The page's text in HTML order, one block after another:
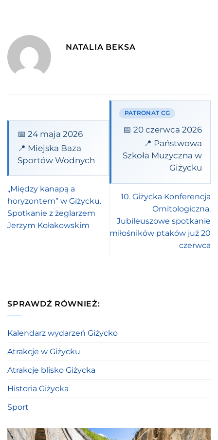
NATALIA BEKSA
📅 24 maja 2026
📍 Miejska Baza
Sportów Wodnych
„Między kanapą a
horyzontem” w Giżycku.
Spotkanie z żeglarzem
Jerzym Kołakowskim
PATRONAT CG
📅 20 czerwca 2026
📍 Państwowa
Szkoła Muzyczna w
Giżycku
10. Giżycka Konferencja
Ornitologiczna.
Jubileuszowe spotkanie
miłośników ptaków już 20
czerwca
SPRAWDŹ RÓWNIEŻ:
Kalendarz wydarzeń Giżycko
Atrakcje w Giżycku
Atrakcje blisko Giżycka
Historia Giżycka
Sport